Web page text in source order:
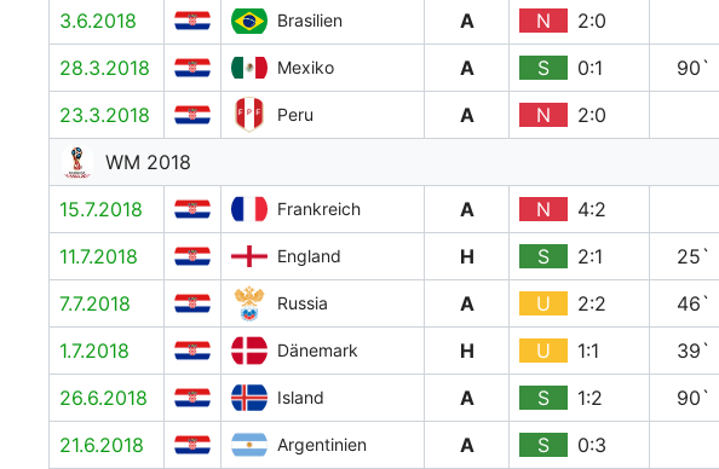
3.6.2018
Brasilien A N
2:0
28.3.2018
Mexiko A S 0:1
90`
23.3.2018
Peru A N
2:0
WM 2018
15.7.2018
Frankreich A N
4:2
11.7.2018
England H S 2:1 25`
7.7.2018 Russia A U 2:2 46`
1.7.2018 Dänemark H U 1:1 39`
26.6.2018 Island A S 1:2 90`
21.6.2018 Argentinien A S
0:3